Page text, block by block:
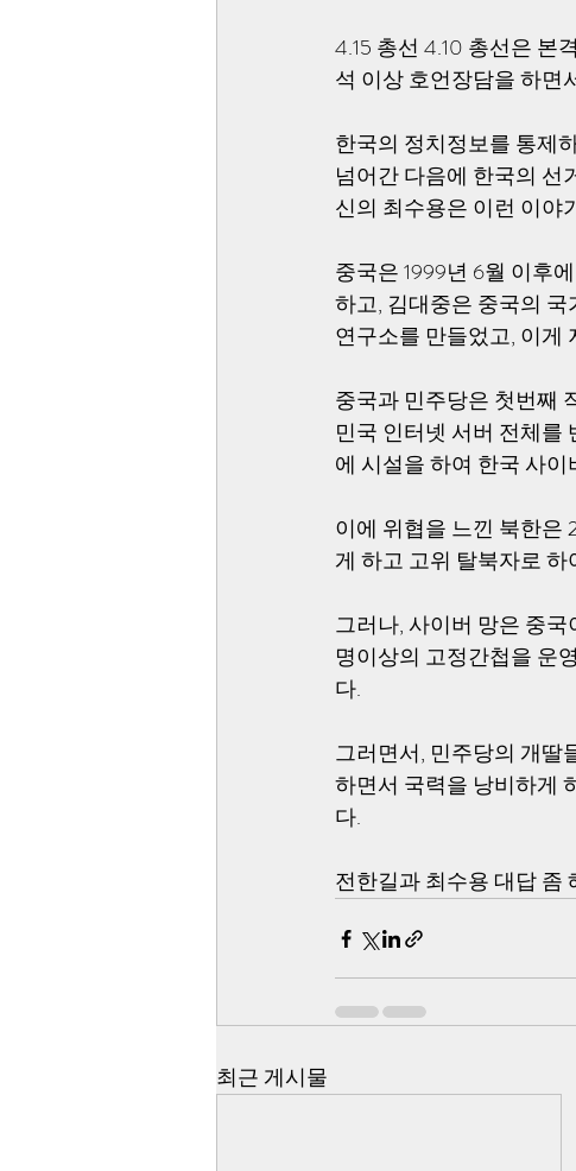
4.15 총선 4.10 총선은 본
석 이상 호언장담을 하면
한국의 정치정보를 통제
넘어간 다음에 한국의 선
신의 최수용은 이런 이야
중국은 1999년 6월 이후
하고, 김대중은 중국의
연구소를 만들었고, 이게
중국과 민주당은 첫번째
민국 인터넷 서버 전체를
에 시설을 하여 한국 사
이에 위협을 느낀 북한은
게 하고 고위 탈북자로
그러나, 사이버 망은 중
명이상의 고정간첩을 운
다.
그러면서, 민주당의 개딸
하면서 국력을 낭비하게
다.
전한길과 최수용 대답 좀
최근 게시물